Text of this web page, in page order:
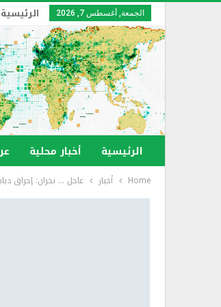
الجمعة, أغسطس 7, 2026 الرئيسية
الرئيسية أخبار محلية
Home أخبار عاجل … نجران: إحراق